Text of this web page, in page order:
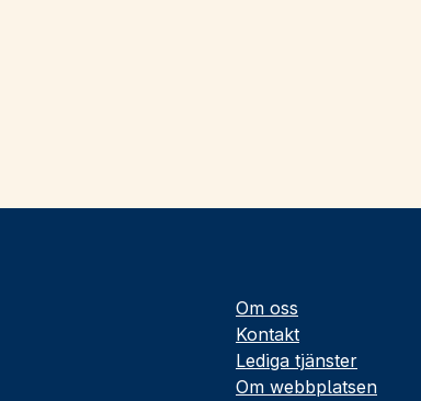
Om oss
Kontakt
Lediga tjänster
Om webbplatsen